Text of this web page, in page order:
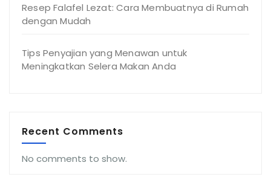
Resep Falafel Lezat: Cara Membuatnya di Rumah
dengan Mudah
Tips Penyajian yang Menawan untuk
Meningkatkan Selera Makan Anda
Recent Comments
No comments to show.